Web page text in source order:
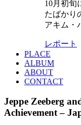
10月初旬
たばかり
アキム・
レポート
PLACE
ALBUM
ABOUT
CONTACT
Jeppe Zeeberg
Achievement –